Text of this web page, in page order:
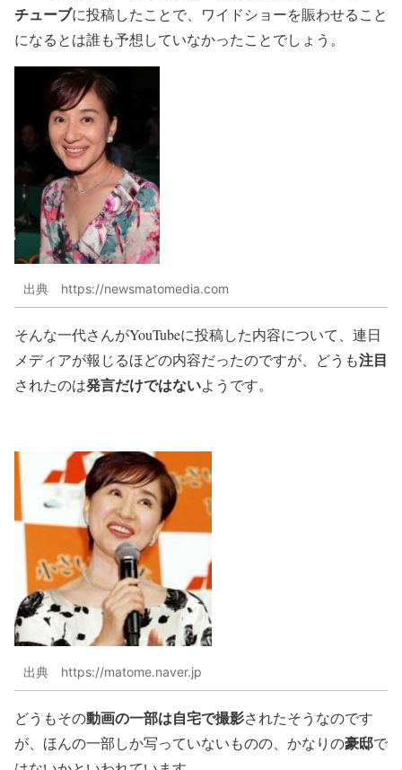
チューブに投稿したことで、ワイドショーを賑わせること
になるとは誰も予想していなかったことでしょう。
出典 https://newsmatomedia.com
そんな一代さんがYouTubeに投稿した内容について、連日
メディアが報じるほどの内容だったのですが、どうも注目
されたのは発言だけではないようです。
出典 https://matome.naver.jp
どうもその動画の一部は自宅で撮影されたそうなのです
が、ほんの一部しか写っていないものの、かなりの豪邸で